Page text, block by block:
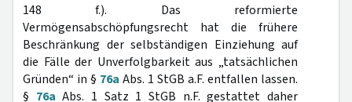
148 f.). Das reformierte
Vermögensabschöpfungsrecht hat die frühere
Beschränkung der selbständigen Einziehung auf
die Fälle der Unverfolgbarkeit aus „tatsächlichen
Gründen“ in § 76a Abs. 1 StGB a.F. entfallen lassen.
§ 76a Abs. 1 Satz 1 StGB n.F. gestattet daher